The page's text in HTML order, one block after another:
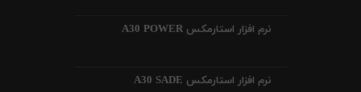
نرم افزار استارمکس A30 POWER
نرم افزار استارمکس A30 SADE